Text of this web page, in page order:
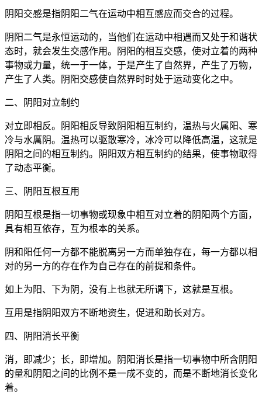
阴阳交感是指阴阳二气在运动中相互感应而交合的过程。
阴阳二气是永恒运动的，当他们在运动中相遇而又处于和谐状
态时，就会发生交感作用。阴阳的相互交感，使对立着的两种
事物或力量，统一于一体，于是产生了自然界，产生了万物，
产生了人类。阴阳交感使自然界时时处于运动变化之中。
二、阴阳对立制约
对立即相反。阴阳相反导致阴阳相互制约，温热与火属阳、寒
冷与水厲阴。温热可以驱散寒冷，冰冷可以降低高温，这就是
阴阳之间的相互制约。阴阳双方相互制约的结果，使事物取得
了动态平衡。
三、阴阳互根互用
阴阳互根是指一切事物或现象中相互对立着的阴阳两个方面，
具有相互依存，互为根本的关系。
阴和阳任何一方都不能脱离另一方而单独存在，每一方都以相
对的另一方的存在作为自己存在的前提和条件。
如上为阳、下为阴，没有上也就无所谓下，这就是互根。
互用是指阴阳双方不断地资生，促进和助长对方。
四、阴阳消长平衡
消，即减少；长，即增加。阴阳消长是指一切事物中所含阴阳
的量和阴阳之间的比例不是一成不变的，而是不断地消长变化
着。